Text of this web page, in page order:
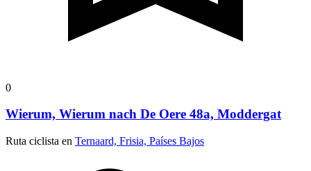
0
Wierum, Wierum nach De Oere 48a, Moddergat
Ruta ciclista en Ternaard, Frisia, Países Bajos